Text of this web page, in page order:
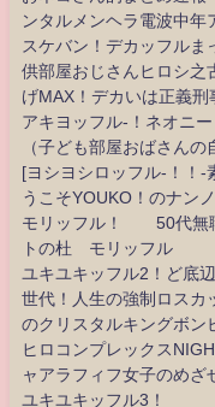
ンタルメンヘラ電波中年
スケバン！デカッフルま
供部屋おじさんヒロシ之
げMAX！デカいは正義刑
アキヨッフル-！ネオニ
（子ども部屋おばさんの
[ヨシヨシロッフル-！！-
うこそYOUKO！のナン
モリッフル！ 50代無職
トの杜 モリッフル
ユキユキッフル2！ど底
世代！人生の強制ロスカ
のクリスタルキングボン
ヒロコンプレックス
ャアラフィフ女子のめざ
ユキユキッフル3！